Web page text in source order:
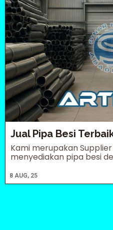
Jual Pipa Besi
8 AUG, 25
Kami merupakan Supplier
menyediakan pipa besi